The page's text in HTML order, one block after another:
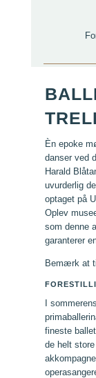
Èn epoke
danser ved
Harald
uvurderlig
optaget på
Oplev
som denne
garanterer
Bemærk at
I
fineste
de helt